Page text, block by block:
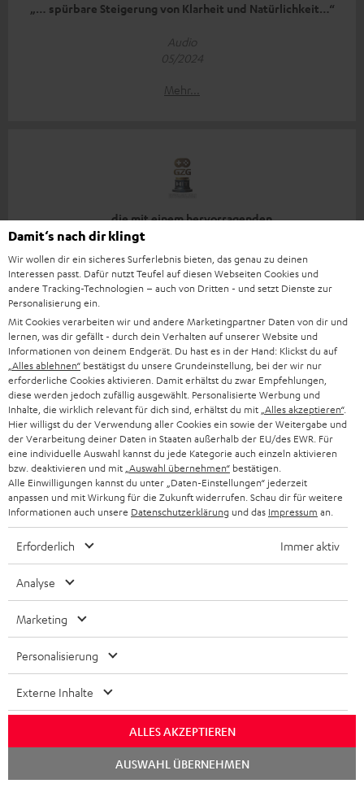
„… spürbare Steigerung von Klarheit und Natürlichkeit…“
Audio
05/2024
Mehr...
„… die mit einem hervorragenden
Preis-/Leistungsverhältnis und tollem Klangerlebnis…“
www.gamezgeneration.de
30.04.2024
Mehr...
„Der Sound hat uns sofort überzeugt…“
www.play-experience.com
19.04.2024
Mehr...
„Ordentliche In-Ears zum vernünftigen Preis!“
Mehr...
Damit‘s nach dir klingt
Wir wollen dir ein sicheres Surferlebnis bieten, das genau zu deinen
Interessen passt. Dafür nutzt Teufel auf diesen Webseiten Cookies und
andere Tracking-Technologien – auch von Dritten - und setzt Dienste zur
Personalisierung ein.
Mit Cookies verarbeiten wir und andere Marketingpartner Daten von dir und
lernen, was dir gefällt - durch dein Verhalten auf unserer Website und
Informationen von deinem Endgerät. Du hast es in der Hand: Klickst du auf
„Alles ablehnen“ bestätigst du unsere Grundeinstellung, bei der wir nur
erforderliche Cookies aktivieren. Damit erhältst du zwar Empfehlungen,
diese werden jedoch zufällig ausgewählt. Personalisierte Werbung und
Inhalte, die wirklich relevant für dich sind, erhältst du mit „Alles akzeptieren“.
Hier willigst du der Verwendung aller Cookies ein sowie der Weitergabe und
der Verarbeitung deiner Daten in Staaten außerhalb der EU/des EWR. Für
eine individuelle Auswahl kannst du jede Kategorie auch einzeln aktivieren
bzw. deaktivieren und mit „Auswahl übernehmen“ bestätigen.
Alle Einwilligungen kannst du unter „Daten-Einstellungen“ jederzeit
anpassen und mit Wirkung für die Zukunft widerrufen. Schau dir für weitere
Informationen auch unsere Datenschutzerklärung und das Impressum an.
Erforderlich Immer aktiv
Analyse
Marketing
Personalisierung
Externe Inhalte
ALLES AKZEPTIEREN
AUSWAHL ÜBERNEHMEN